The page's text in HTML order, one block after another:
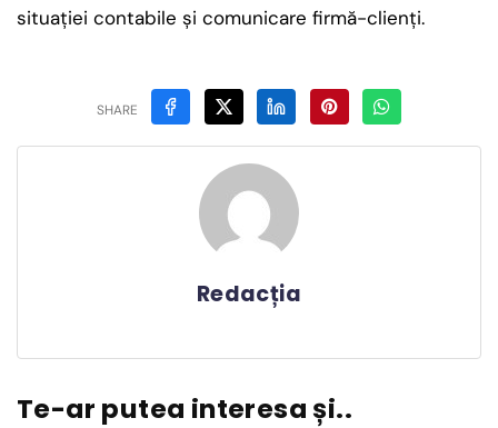
situaţiei contabile şi comunicare firmă-clienţi.
SHARE
Redacția
Te-ar putea interesa și..